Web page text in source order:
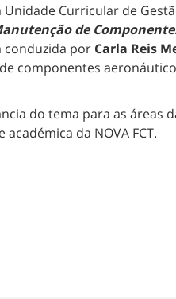
Curricular de
de
conduzida por Carla Reis
componentes
do tema para as áreas
da NOVA FCT.